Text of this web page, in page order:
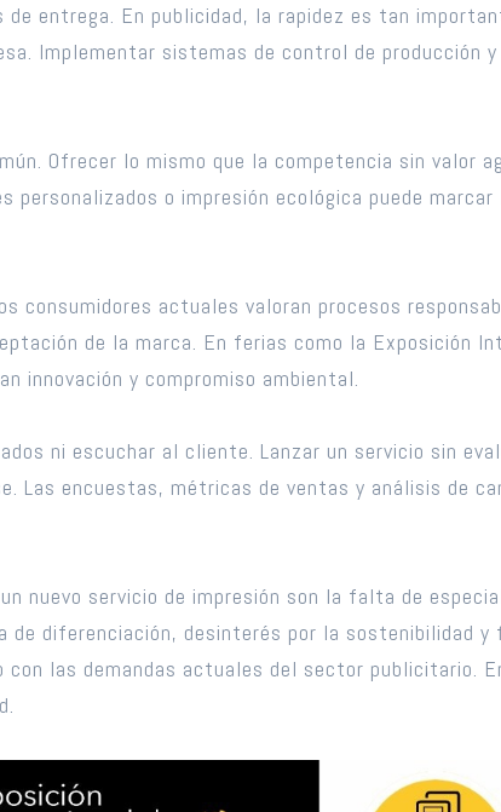
entrega. En publicidad, la rapidez es tan
Implementar sistemas de control de producción
Ofrecer lo mismo que la competencia sin valor
personalizados o impresión ecológica puede
consumidores actuales valoran procesos
de la marca. En ferias como la Exposición
innovación y compromiso ambiental.
ni escuchar al cliente. Lanzar un servicio sin
Las encuestas, métricas de ventas y análisis de
nuevo servicio de impresión son la falta de
de diferenciación, desinterés por la sostenibilidad
las demandas actuales del sector publicitario.